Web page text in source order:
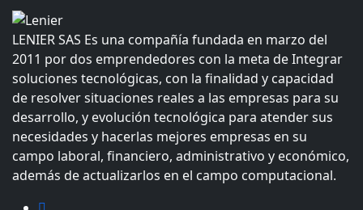
LENIER SAS Es una compañía fundada en marzo del
2011 por dos emprendedores con la meta de Integrar
soluciones tecnológicas, con la finalidad y capacidad
de resolver situaciones reales a las empresas para su
desarrollo, y evolución tecnológica para atender sus
necesidades y hacerlas mejores empresas en su
campo laboral, financiero, administrativo y económico,
además de actualizarlos en el campo computacional.